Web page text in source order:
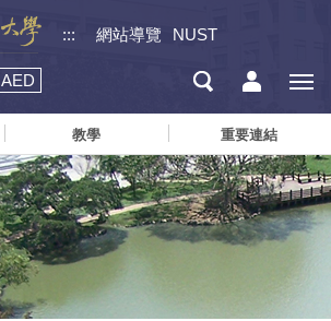
::: 網站導覽 NUST
AED
教學 重要連結